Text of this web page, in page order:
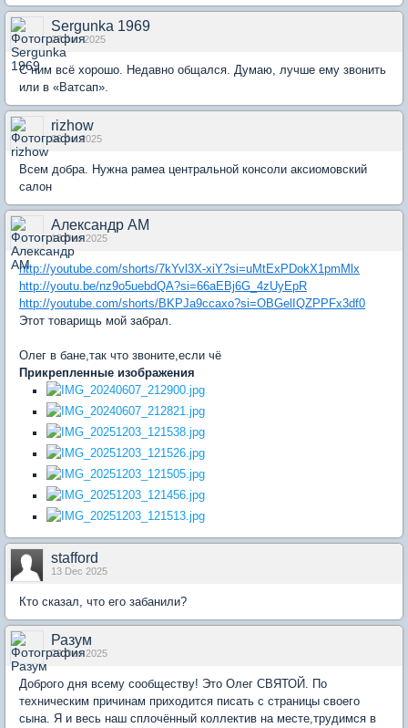
Sergunka 1969
27 Jun 2025
С ним всё хорошо. Недавно общался. Думаю, лучше ему звонить
или в «Ватсап».
rizhow
06 Jul 2025
Всем добра. Нужна рамеа центральной консоли аксиомовский
салон
Александр АМ
13 Dec 2025
http://youtube.com/shorts/7kYvl3X-xiY?si=uMtExPDokX1pmMlx
http://youtu.be/nz9o5uebdQA?si=66aEBj6G_4zUyEpR
http://youtube.com/shorts/BKPJa9ccaxo?si=OBGelIQZPPFx3df0
Этот товарищь мой забрал.
Олег в бане,так что звоните,если чё
Прикрепленные изображения
stafford
13 Dec 2025
Кто сказал, что его забанили?
Разум
29 Dec 2025
Доброго дня всему сообществу! Это Олег СВЯТОЙ. По
техническим причинам приходится писать с страницы своего
сына. Я и весь наш сплочённый коллектив на месте,трудимся в